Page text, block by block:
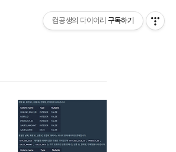
컴공생의 다이어리 구독하기